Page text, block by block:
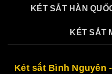
KÉT SẮT HÀN
KÉT SẮT
Két sắt Bình Nguyên